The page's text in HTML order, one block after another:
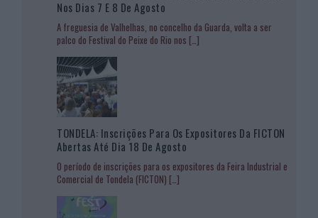
Nos Dias 7 E 8 De Agosto
A freguesia de Valhelhas, no concelho da Guarda, volta a ser
palco do Festival do Peixe do Rio nos […]
TONDELA: Inscrições Para Os Expositores Da FICTON
Abertas Até Dia 18 De Agosto
O período de inscrições para os expositores da Feira Industrial e
Comercial de Tondela (FICTON) […]